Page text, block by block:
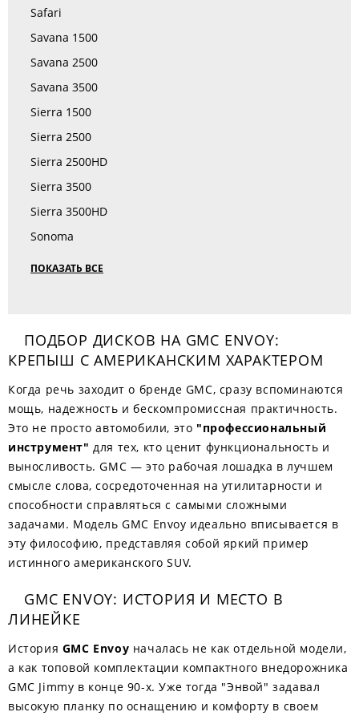
Safari
Savana 1500
Savana 2500
Savana 3500
Sierra 1500
Sierra 2500
Sierra 2500HD
Sierra 3500
Sierra 3500HD
Sonoma
ПОКАЗАТЬ ВСЕ
ПОДБОР ДИСКОВ НА GMC ENVOY:
КРЕПЫШ С АМЕРИКАНСКИМ ХАРАКТЕРОМ
Когда речь заходит о бренде GMC, сразу вспоминаются
мощь, надежность и бескомпромиссная практичность.
Это не просто автомобили, это "профессиональный
инструмент" для тех, кто ценит функциональность и
выносливость. GMC — это рабочая лошадка в лучшем
смысле слова, сосредоточенная на утилитарности и
способности справляться с самыми сложными
задачами. Модель GMC Envoy идеально вписывается в
эту философию, представляя собой яркий пример
истинного американского SUV.
GMC ENVOY: ИСТОРИЯ И МЕСТО В
ЛИНЕЙКЕ
История GMC Envoy началась не как отдельной модели,
а как топовой комплектации компактного внедорожника
GMC Jimmy в конце 90-х. Уже тогда "Энвой" задавал
высокую планку по оснащению и комфорту в своем